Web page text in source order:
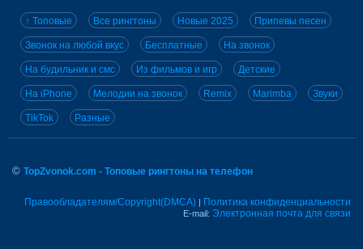
↑ Топовые Все рингтоны Новые 2025 Припевы песен
Звонок на любой вкус Бесплатные На звонок
На будильник и смс Из фильмов и игр Детские
На iPhone Мелодии на звонок Remix Marimba Звуки
TikTok Разные
© TopZvonok.com - Топовые рингтоны на телефон
Правообладателям/Copyright(DMCA) | Политика конфиденциальности
E-mail: Электронная почта для связи